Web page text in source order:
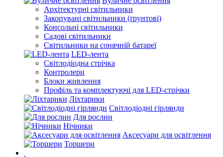
Архітектурні світильники
Закопувані світильники (ґрунтові)
Консольні світильники
Садові світильники
Світильники на сонячній батареї
LED-лента
Світлодіодна стрічка
Контролери
Блоки живлення
Профіль та комплектуючі для LED-стрічки
Ліхтарики
Світлодіодні гірлянди
Для рослин
Нічники
Аксесуари для освітлення
Торшери